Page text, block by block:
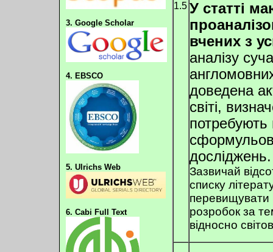
3. Google Scholar
4. EBSCO
5. Ulrichs Web
6. Cabi Full Text
1.5 У статті
вчених з
аналізу
доведена
світі,
потребують
досліджень.
Зазвичай
списку
перевищувати
розробок за
відносно